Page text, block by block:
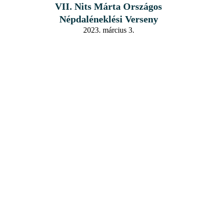
VII. Nits Márta Országos
Népdaléneklési Verseny
2023. március 3.